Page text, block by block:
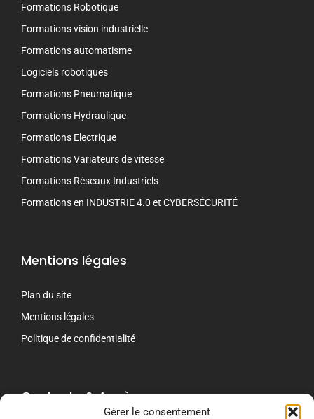
Gérer le consentement
Formations Robotique
Formations vision industrielle
Formations automatisme
Logiciels robotiques
Formations Pneumatique
Formations Hydraulique
Formations Electrique
Formations Variateurs de vitesse
Formations Réseaux Industriels
Formations en INDUSTRIE 4.0 et CYBERSÉCURITÉ
Mentions légales
Plan du site
Mentions légales
Politique de confidentialité
Contacts & Accès